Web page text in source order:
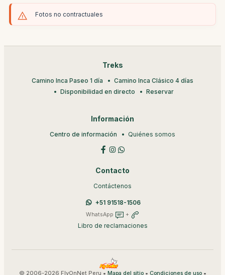
Fotos no contractuales
Treks
Camino Inca Paseo 1 día
Camino Inca Clásico 4 días
Disponibilidad en directo
Reservar
Información
Centro de información Quiénes somos
Contacto
Contáctenos
+51 91518-1506
WhatsApp +
Libro de reclamaciones
© 2006-2026 FlyOnNet Peru • Mapa del sitio• Condiciones de uso•